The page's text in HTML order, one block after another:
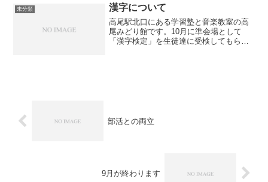
点」ということで二人...
未分類 漢字について
高尾駅北口にある学習塾と音楽教室の高
尾みどり館です。10月に準会場として
「漢字検定」を生徒達に受検してもらい
部活との両立
9月が終わります